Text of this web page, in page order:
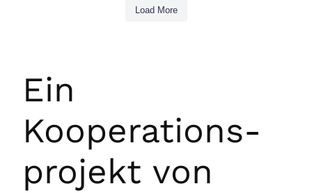
Load More
Ein
Kooperations­
projekt von